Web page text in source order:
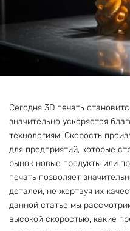
Сегодня 3D печать
значительно ускоряется
технологиям. Скорость
для предприятий, которые
рынок новые продукты или
печать позволяет
деталей, не жертвуя их
данной статье мы
высокой скоростью, какие